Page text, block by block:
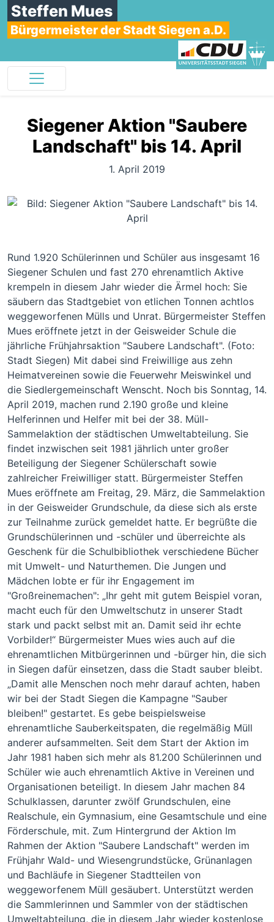
Steffen Mues
Bürgermeister der Stadt Siegen a.D.
Siegener Aktion "Saubere
Landschaft" bis 14. April
1. April 2019
Rund 1.920 Schülerinnen und Schüler aus insgesamt 16
Siegener Schulen und fast 270 ehrenamtlich Aktive
krempeln in diesem Jahr wieder die Ärmel hoch: Sie
säubern das Stadtgebiet von etlichen Tonnen achtlos
weggeworfenen Mülls und Unrat. Bürgermeister Steffen
Mues eröffnete jetzt in der Geisweider Schule die
jährliche Frühjahrsaktion "Saubere Landschaft". (Foto:
Stadt Siegen) Mit dabei sind Freiwillige aus zehn
Heimatvereinen sowie die Feuerwehr Meiswinkel und
die Siedlergemeinschaft Wenscht. Noch bis Sonntag, 14.
April 2019, machen rund 2.190 große und kleine
Helferinnen und Helfer mit bei der 38. Müll-
Sammelaktion der städtischen Umweltabteilung. Sie
findet inzwischen seit 1981 jährlich unter großer
Beteiligung der Siegener Schülerschaft sowie
zahlreicher Freiwilliger statt. Bürgermeister Steffen
Mues eröffnete am Freitag, 29. März, die Sammelaktion
in der Geisweider Grundschule, da diese sich als erste
zur Teilnahme zurück gemeldet hatte. Er begrüßte die
Grundschülerinnen und -schüler und überreichte als
Geschenk für die Schulbibliothek verschiedene Bücher
mit Umwelt- und Naturthemen. Die Jungen und
Mädchen lobte er für ihr Engagement im
"Großreinemachen": „Ihr geht mit gutem Beispiel voran,
macht euch für den Umweltschutz in unserer Stadt
stark und packt selbst mit an. Damit seid ihr echte
Vorbilder!“ Bürgermeister Mues wies auch auf die
ehrenamtlichen Mitbürgerinnen und -bürger hin, die sich
in Siegen dafür einsetzen, dass die Stadt sauber bleibt.
„Damit alle Menschen noch mehr darauf achten, haben
wir bei der Stadt Siegen die Kampagne "Sauber
bleiben!" gestartet. Es gebe beispielsweise
ehrenamtliche Sauberkeitspaten, die regelmäßig Müll
anderer aufsammelten. Seit dem Start der Aktion im
Jahr 1981 haben sich mehr als 81.200 Schülerinnen und
Schüler wie auch ehrenamtlich Aktive in Vereinen und
Organisationen beteiligt. In diesem Jahr machen 84
Schulklassen, darunter zwölf Grundschulen, eine
Realschule, ein Gymnasium, eine Gesamtschule und eine
Förderschule, mit. Zum Hintergrund der Aktion Im
Rahmen der Aktion "Saubere Landschaft" werden im
Frühjahr Wald- und Wiesengrundstücke, Grünanlagen
und Bachläufe in Siegener Stadtteilen von
weggeworfenem Müll gesäubert. Unterstützt werden
die Sammlerinnen und Sammler von der städtischen
Umweltabteilung, die in diesem Jahr wieder kostenlose